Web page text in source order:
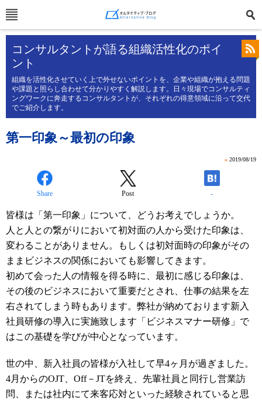
コンサルタントが語る組織活性化のポイ
ント
組織を活性化させていく上で外せないポイントを、企業や組織が抱える問題
や課題と照らし合わせて分かりやすく解説します。日々現場でコンサルティ
ングワークに奔走するコンサルタントが、それぞれの得意領域に沿って交代
でご紹介します。
第一印象～最初の印象
» 2019/08/19
Share Post -
皆様は「第一印象」について、どうお考えでしょうか。
人と人との繋がりにおいて初対面の人から受けた印象は、
変わることがありません。もしくは初対面時の印象がその
ままビジネスの関係においても影響してきます。
初めて会った人の情報を得る時に、最初に感じる印象は、
その後のビジネスにおいて重要だとされ、仕事の結果を左
右されてしまう時もあります。弊社が納めております新入
社員研修の導入に実施致します「ビジネスマナー研修」で
はこの基礎を学びが中心となっています。
世の中、新入社員の皆様が入社して早4ヶ月が過ぎました。
4月からのOJT、Off－JTを終え、先輩社員と同行し営業訪
問、または社内にて来客応対といった経験されていると思